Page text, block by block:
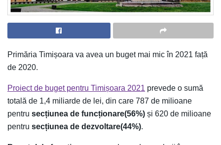
Primăria Timișoara va avea un buget mai mic în 2021 față
de 2020.
Proiect de buget pentru Timișoara 2021 prevede o sumă
totală de 1,4 miliarde de lei, din care 787 de milioane
pentru secțiunea de funcționare(56%) și 620 de milioane
pentru secțiunea de dezvoltare(44%).